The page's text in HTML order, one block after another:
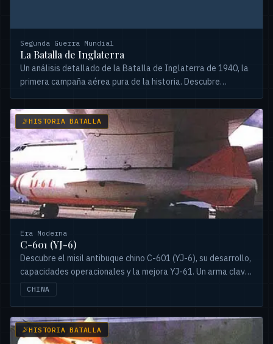
Segunda Guerra Mundial
La Batalla de Inglaterra
Un análisis detallado de la Batalla de Inglaterra de 1940, la
primera campaña aérea pura de la historia. Descubre
HISTORIA BATALLA
Era Moderna
C-601 (YJ-6)
Descubre el misil antibuque chino C-601 (YJ-6), su desarrollo,
capacidades operacionales y la mejora YJ-61. Un arma clave
para la aviación naval.
CHINA
HISTORIA BATALLA